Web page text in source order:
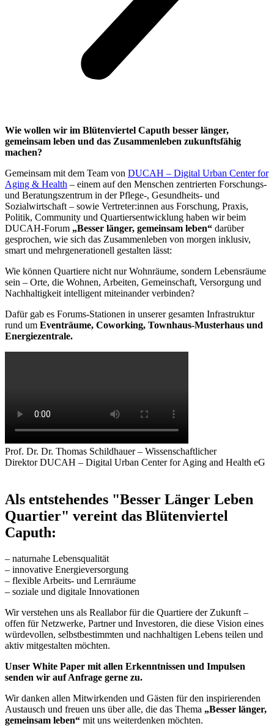
Wie wollen wir im Blütenviertel Caputh besser länger,
gemeinsam leben und das Zusammenleben zukunftsfähig
machen?
Gemeinsam mit dem Team von DUCAH – Digital Urban Center for
Aging & Health – einem auf den Menschen zentrierten Forschungs-
und Beratungszentrum in der Pflege-, Gesundheits- und
Sozialwirtschaft – sowie Vertreter:innen aus Forschung, Praxis,
Politik, Community und Quartiersentwicklung haben wir beim
DUCAH-Forum „Besser länger, gemeinsam leben“ darüber
gesprochen, wie sich das Zusammenleben von morgen inklusiv,
smart und mehrgenerationell gestalten lässt:
Wie können Quartiere nicht nur Wohnräume, sondern Lebensräume
sein – Orte, die Wohnen, Arbeiten, Gemeinschaft, Versorgung und
Nachhaltigkeit intelligent miteinander verbinden?
Dafür gab es Forums-Stationen in unserer gesamten Infrastruktur
rund um Eventräume, Coworking, Townhaus-Musterhaus und
Energiezentrale.
Prof. Dr. Dr. Thomas Schildhauer– Wissenschaftlicher
DirektorDUCAH – Digital Urban Center for Aging and Health eG
Als entstehendes "Besser Länger Leben
Quartier" vereint das Blütenviertel
Caputh:
– naturnahe Lebensqualität
– innovative Energieversorgung
– flexible Arbeits- und Lernräume
– soziale und digitale Innovationen
Wir verstehen uns als Reallabor für die Quartiere der Zukunft –
offen für Netzwerke, Partner und Investoren, die diese Vision eines
würdevollen, selbstbestimmten und nachhaltigen Lebens teilen und
aktiv mitgestalten möchten.
Unser White Paper mit allen Erkenntnissen und Impulsen
senden wir auf Anfrage gerne zu.
Wir danken allen Mitwirkenden und Gästen für den inspirierenden
Austausch und freuen uns über alle, die das Thema „Besser länger,
gemeinsam leben“ mit uns weiterdenken möchten.